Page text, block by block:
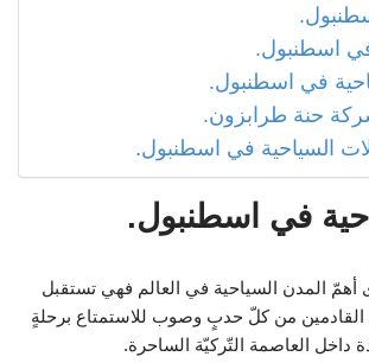
اسطنبول.
في اسطنبول.
حنة طرابزون.
السياحية في اسطنبول.
في اسطنبول.
أهمّ المدن السياحية في العالم فهي تستقبل
القادمين من كلّ حدبٍ وصوب للاستمتاع برحلةٍ
داخل العاصمة التّركيّة الساحرة.